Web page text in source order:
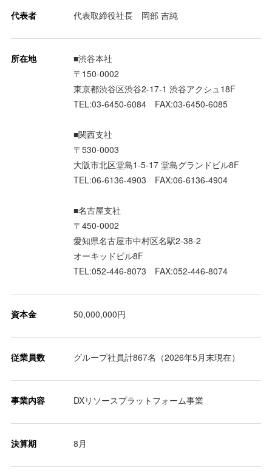
代表者 代表取締役社長 岡部 吉純
所在地
■渋谷本社
〒150-0002
東京都渋谷区渋谷2-17-1 渋谷アクシュ18F
TEL:03-6450-6084 FAX:03-6450-6085
■関西支社
〒530-0003
大阪市北区堂島1-5-17 堂島グランドビル8F
TEL:06-6136-4903 FAX:06-6136-4904
■名古屋支社
〒450-0002
愛知県名古屋市中村区名駅2-38-2
オーキッドビル8F
TEL:052-446-8073 FAX:052-446-8074
資本金 50,000,000円
従業員数 グループ社員計867名（2026年5月末現在）
事業内容 DXリソースプラットフォーム事業
決算期 8月